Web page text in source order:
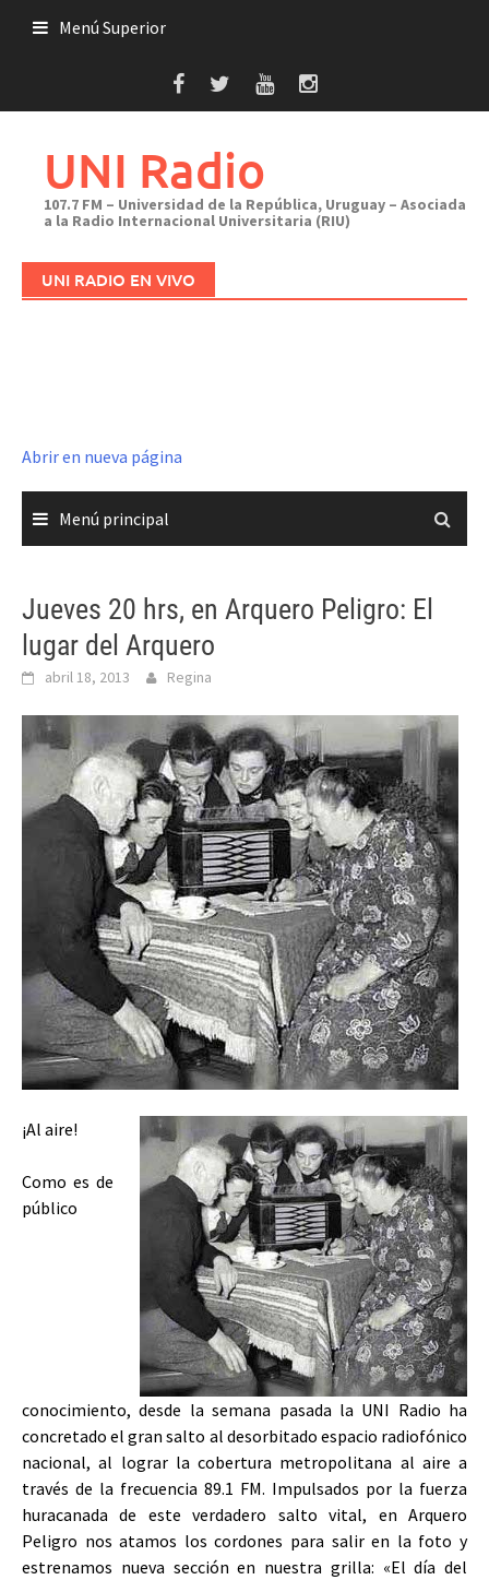
Menú Superior
UNI Radio
107.7 FM – Universidad de la República, Uruguay – Asociada
a la Radio Internacional Universitaria (RIU)
UNI RADIO EN VIVO
Abrir en nueva página
Menú principal
Jueves 20 hrs, en Arquero Peligro: El
lugar del Arquero
abril 18, 2013 Regina
¡Al aire!
Como es de
público
conocimiento, desde la semana pasada la UNI Radio ha
concretado el gran salto al desorbitado espacio radiofónico
nacional, al lograr la cobertura metropolitana al aire a
través de la frecuencia 89.1 FM. Impulsados por la fuerza
huracanada de este verdadero salto vital, en Arquero
Peligro nos atamos los cordones para salir en la foto y
estrenamos nueva sección en nuestra grilla: «El día del